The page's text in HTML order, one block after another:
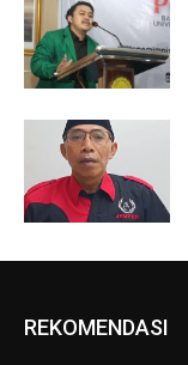
REKOMENDASI